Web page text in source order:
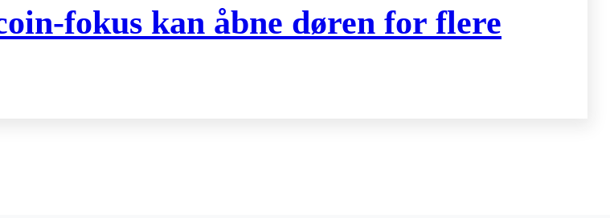
fokus kan åbne døren for flere